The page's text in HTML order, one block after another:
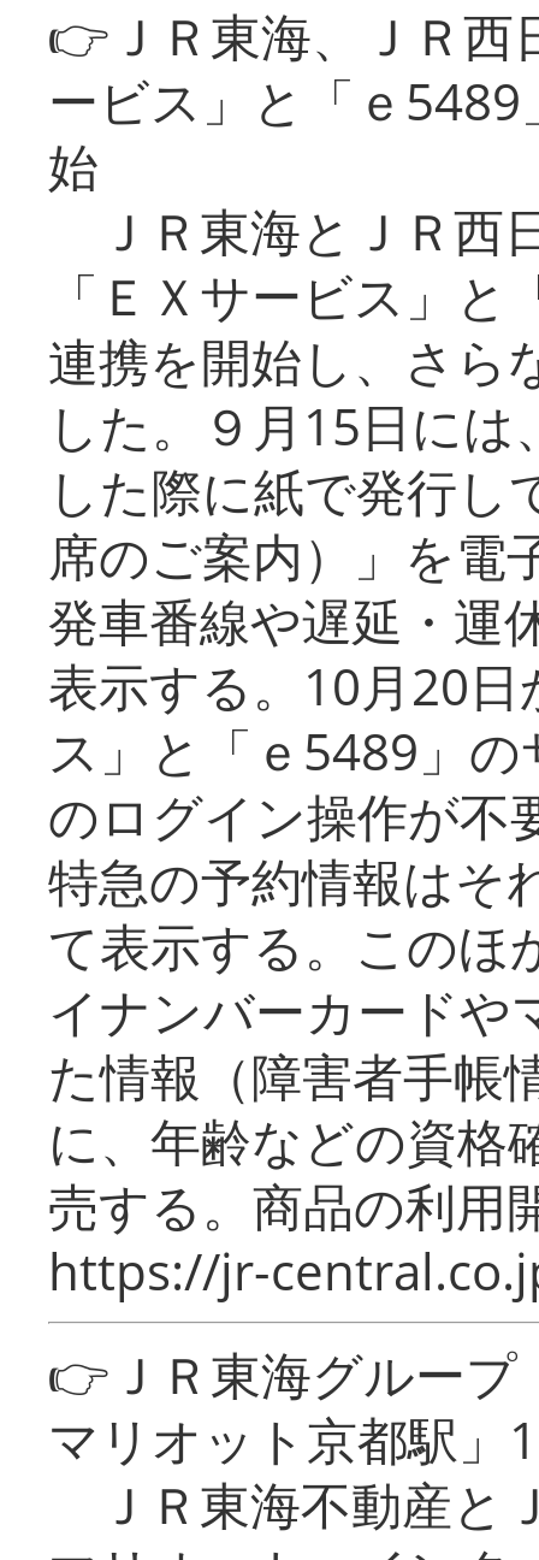
👉ＪＲ東海、ＪＲ
ービス」と「ｅ
始
ＪＲ東海とＪＲ西
「ＥＸサービス」
連携を開始し、さら
した。９月15日に
した際に紙で発行し
席のご案内）」を電
発車番線や遅延・運
表示する。10月20
ス」と「ｅ5489」
のログイン操作が不
特急の予約情報はそ
て表示する。このほ
イナンバーカードや
た情報（障害者手帳
に、年齢などの資格
売する。商品の利用
https://jr-
👉ＪＲ東海グルー
マリオット京都駅」
ＪＲ東海不動産と